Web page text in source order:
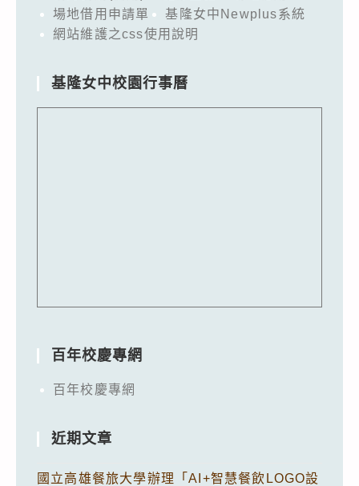
場地借用申請單
基隆女中Newplus系統
網站維護之css使用說明
基隆女中校園行事曆
百年校慶專網
百年校慶專網
近期文章
國立高雄餐旅大學辦理「AI+智慧餐飲LOGO設